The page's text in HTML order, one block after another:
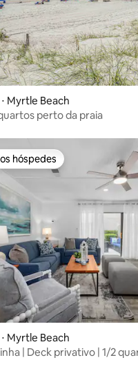
Myrtle Beach
perto da praia
hóspedes
hóspedes
Myrtle Beach
| Deck privativo | 1/2